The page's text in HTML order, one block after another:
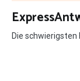
Zum
Inhalt
springen
Die